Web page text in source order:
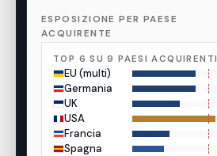
ESPOSIZIONE PER PAESE
ACQUIRENTE
TOP 6 SU 9 PAESI ACQUIRENTI
EU (multi)
Germania
UK
USA
Francia
Spagna